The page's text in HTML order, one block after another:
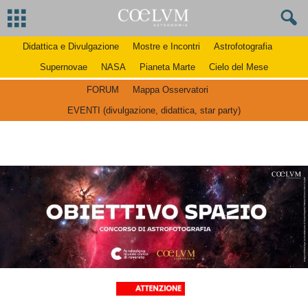
Didattica e Divulgazione Mostre e Incontri
Astrofotografia
Supernovae
NASA Pianeta Marte Cielo del Mese
FORUM
Mappa Osservatori
EVENTI (divulgazione, didattica, star party)